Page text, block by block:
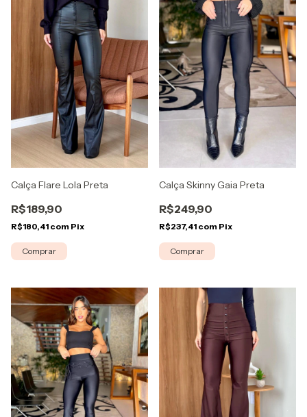
Calça Flare Lola Preta
R$189,90
R$180,41 com Pix
Comprar
Calça Skinny Gaia Preta
R$249,90
R$237,41 com Pix
Comprar